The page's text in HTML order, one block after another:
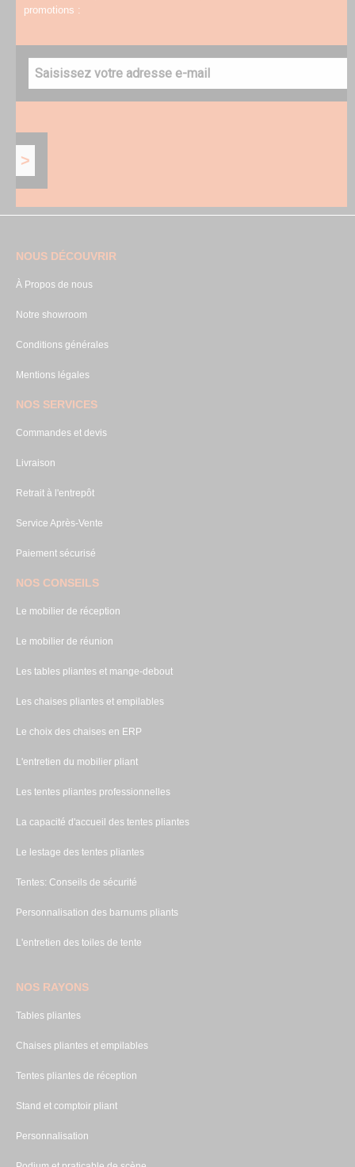
promotions :
NOUS DÉCOUVRIR
À Propos de nous
Notre showroom
Conditions générales
Mentions légales
NOS SERVICES
Commandes et devis
Livraison
Retrait à l'entrepôt
Service Après-Vente
Paiement sécurisé
NOS CONSEILS
Le mobilier de réception
Le mobilier de réunion
Les tables pliantes et mange-debout
Les chaises pliantes et empilables
Le choix des chaises en ERP
L'entretien du mobilier pliant
Les tentes pliantes professionnelles
La capacité d'accueil des tentes pliantes
Le lestage des tentes pliantes
Tentes: Conseils de sécurité
Personnalisation des barnums pliants
L'entretien des toiles de tente
NOS RAYONS
Tables pliantes
Chaises pliantes et empilables
Tentes pliantes de réception
Stand et comptoir pliant
Personnalisation